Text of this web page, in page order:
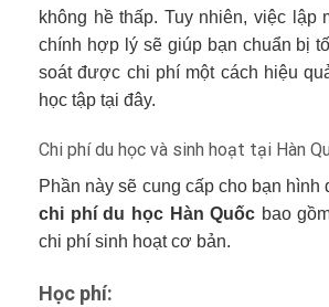
không hề thấp. Tuy nhiên, việc lập
chính hợp lý sẽ giúp bạn chuẩn bị
soát được chi phí một cách hiệu
học tập tại đây.
Chi phí du học và sinh hoạt tại Hàn
Phần này sẽ cung cấp cho bạn hình
chi phí du học Hàn Quốc bao
chi phí sinh hoạt cơ bản.
Học phí: